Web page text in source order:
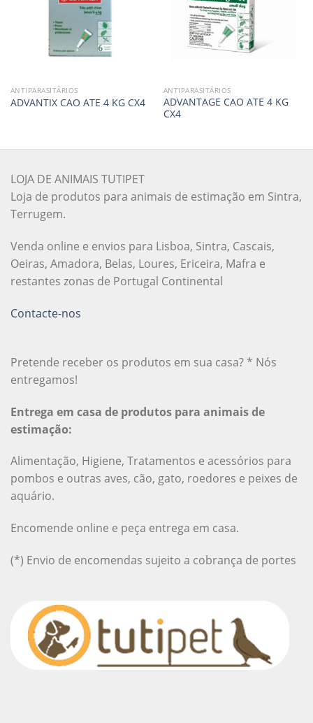
ANTIPARASITÁRIOS
ADVANTIX CAO ATE 4 KG CX4
ANTIPARASITÁRIOS
ADVANTAGE CAO ATE 4 KG
CX4
LOJA DE ANIMAIS TUTIPET
Loja de produtos para animais de estimação em Sintra,
Terrugem.
Venda online e envios para Lisboa, Sintra, Cascais,
Oeiras, Amadora, Belas, Loures, Ericeira, Mafra e
restantes zonas de Portugal Continental
Contacte-nos
Pretende receber os produtos em sua casa? * Nós
entregamos!
Entrega em casa de produtos para animais de
estimação:
Alimentação, Higiene, Tratamentos e acessórios para
pombos e outras aves, cão, gato, roedores e peixes de
aquário.
Encomende online e peça entrega em casa.
(*) Envio de encomendas sujeito a cobrança de portes